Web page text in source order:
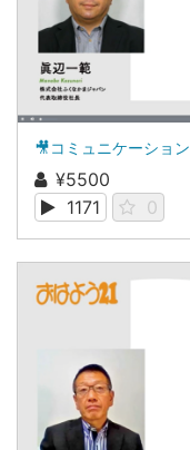
🎥コミュニケーション
¥5500
1171
0